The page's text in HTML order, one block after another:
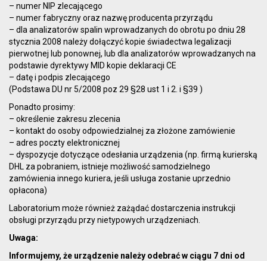
– numer NIP zlecającego
– numer fabryczny oraz nazwę producenta przyrządu
– dla analizatorów spalin wprowadzanych do obrotu po dniu 28
stycznia 2008 należy dołączyć kopie świadectwa legalizacji
pierwotnej lub ponownej, lub dla analizatorów wprowadzanych na
podstawie dyrektywy MID kopie deklaracji CE
– datę i podpis zlecającego
(Podstawa DU nr 5/2008 poz 29 §28 ust 1 i 2. i §39 )
Ponadto prosimy:
– określenie zakresu zlecenia
– kontakt do osoby odpowiedzialnej za złożone zamówienie
– adres poczty elektronicznej
– dyspozycje dotyczące odesłania urządzenia (np. firmą kurierską
DHL za pobraniem, istnieje możliwość samodzielnego
zamówienia innego kuriera, jeśli usługa zostanie uprzednio
opłacona)
Laboratorium może również zażądać dostarczenia instrukcji
obsługi przyrządu przy nietypowych urządzeniach.
Uwaga:
Informujemy, że urządzenie należy odebrać w ciągu 7 dni od